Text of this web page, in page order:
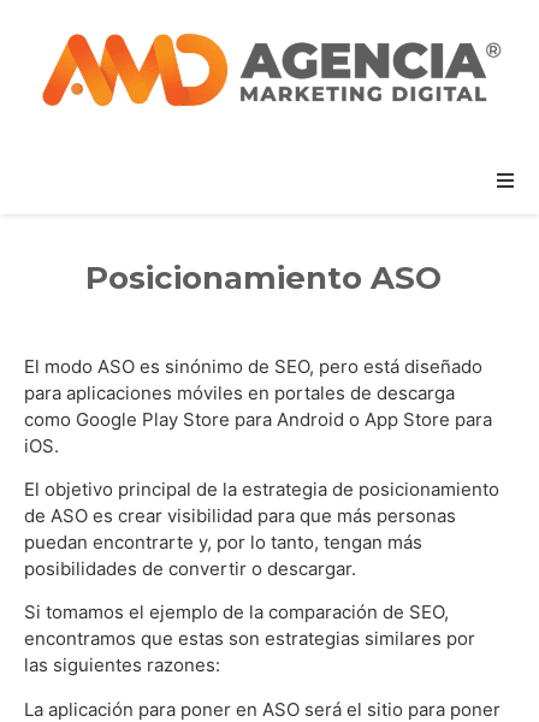
Posicionamiento ASO
El modo ASO es sinónimo de SEO, pero está diseñado
para aplicaciones móviles en portales de descarga
como Google Play Store para Android o App Store para
iOS.
El objetivo principal de la estrategia de posicionamiento
de ASO es crear visibilidad para que más personas
puedan encontrarte y, por lo tanto, tengan más
posibilidades de convertir o descargar.
Si tomamos el ejemplo de la comparación de SEO,
encontramos que estas son estrategias similares por
las siguientes razones:
La aplicación para poner en ASO será el sitio para poner